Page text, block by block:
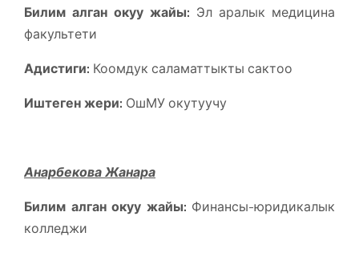
Билим алган окуу жайы: Эл аралык медицина
факультети
Адистиги: Коомдук саламаттыкты сактоо
Иштеген жери: ОшМУ окутуучу
Анарбекова Жанара
Билим алган окуу жайы: Финансы-юридикалык
колледжи